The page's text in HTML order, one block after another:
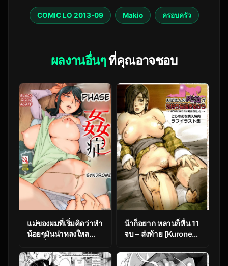
COMIC LO 2013-09 Makio ครอบครัว
ผลงานอื่นๆที่คุณอาจชอบ
แม่ของผมที่เริ่มคิดว่าหำ
น้อยๆมันน่าหลงใหล
Menou] Soukan
น้าก็อยาก หลานก็หื่น 11
จบ – ส่งท้าย [Kuroneko
Karada Ga Kimochi